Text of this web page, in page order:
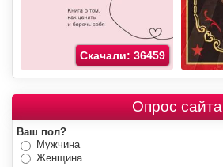
Скачали: 36459
Опрос сайта
Ваш пол?
Мужчина
Женщина